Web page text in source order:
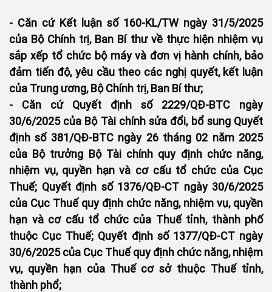
- Căn cứ Kết luận số 160-KL/TW ngày 31/5/2025
của Bộ Chính trị, Ban Bí thư về thực hiện nhiệm vụ
sắp xếp tổ chức bộ máy và đơn vị hành chính, bảo
đảm tiến độ, yêu cầu theo các nghị quyết, kết luận
của Trung ương, Bộ Chính trị, Ban Bí thư;
- Căn cứ Quyết định số 2229/QĐ-BTC ngày
30/6/2025 của Bộ Tài chính sửa đổi, bổ sung Quyết
định số 381/QĐ-BTC ngày 26 tháng 02 năm 2025
của Bộ trưởng Bộ Tài chính quy định chức năng,
nhiệm vụ, quyền hạn và cơ cấu tổ chức của Cục
Thuế; Quyết định số 1376/QĐ-CT ngày 30/6/2025
của Cục Thuế quy định chức năng, nhiệm vụ, quyền
hạn và cơ cấu tổ chức của Thuế tỉnh, thành phố
thuộc Cục Thuế; Quyết định số 1377/QĐ-CT ngày
30/6/2025 của Cục Thuế quy định chức năng, nhiệm
vụ, quyền hạn của Thuế cơ sở thuộc Thuế tỉnh,
thành phổ;